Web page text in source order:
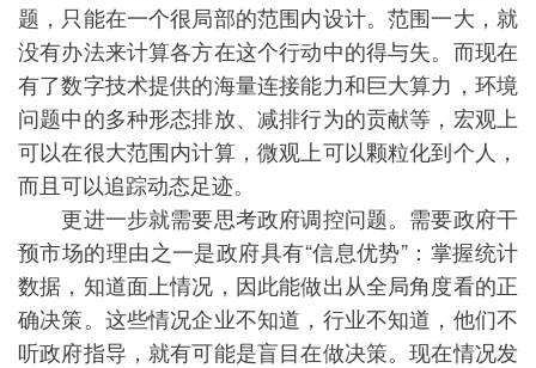
题，只能在一个很局部的范围内设计。范围一大，就
没有办法来计算各方在这个行动中的得与失。而现在
有了数字技术提供的海量连接能力和巨大算力，环境
问题中的多种形态排放、减排行为的贡献等，宏观上
可以在很大范围内计算，微观上可以颗粒化到个人，
而且可以追踪动态足迹。
更进一步就需要思考政府调控问题。需要政府干
预市场的理由之一是政府具有“信息优势”：掌握统计
数据，知道面上情况，因此能做出从全局角度看的正
确决策。这些情况企业不知道，行业不知道，他们不
听政府指导，就有可能是盲目在做决策。现在情况发